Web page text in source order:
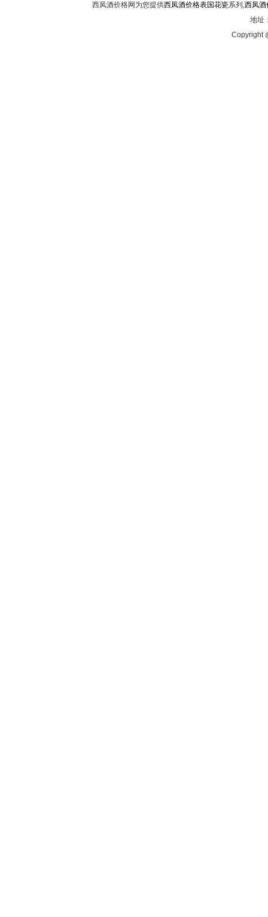
西凤酒价格网为您提供西凤酒价格表国花瓷系列,西凤酒
地址
Copyright